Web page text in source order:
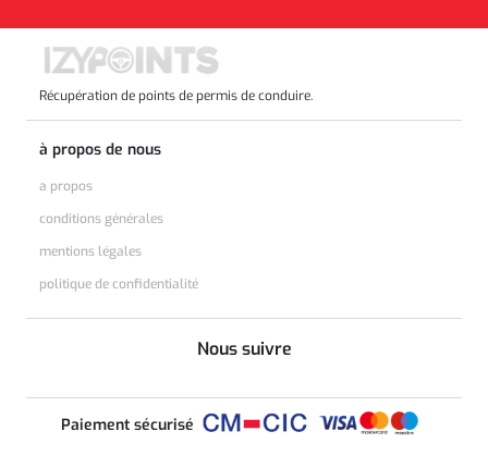
Récupération de points de permis de conduire.
à propos de nous
a propos
conditions générales
mentions légales
politique de confidentialité
Paiement sécurisé
Nous suivre